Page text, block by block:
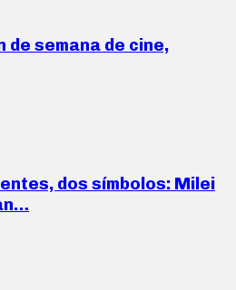
de semana de cine,
dos símbolos: Milei